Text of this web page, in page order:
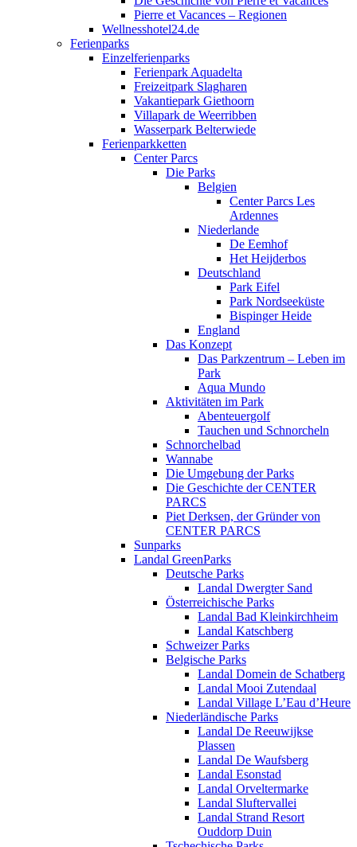
Pierre et Vacances – Regionen
Wellnesshotel24.de
Ferienparks
Einzelferienparks
Ferienpark Aquadelta
Freizeitpark Slagharen
Vakantiepark Giethoorn
Villapark de Weerribben
Wasserpark Belterwiede
Ferienparkketten
Center Parcs
Die Parks
Belgien
Center Parcs Les
Ardennes
Niederlande
De Eemhof
Het Heijderbos
Deutschland
Park Eifel
Park Nordseeküste
Bispinger Heide
England
Das Konzept
Das Parkzentrum – Leben im
Park
Aqua Mundo
Aktivitäten im Park
Abenteuergolf
Tauchen und Schnorcheln
Schnorchelbad
Wannabe
Die Umgebung der Parks
Die Geschichte der CENTER
PARCS
Piet Derksen, der Gründer von
CENTER PARCS
Sunparks
Landal GreenParks
Deutsche Parks
Landal Dwergter Sand
Österreichische Parks
Landal Bad Kleinkirchheim
Landal Katschberg
Schweizer Parks
Belgische Parks
Landal Domein de Schatberg
Landal Mooi Zutendaal
Landal Village L’Eau d’Heure
Niederländische Parks
Landal De Reeuwijkse
Plassen
Landal De Waufsberg
Landal Esonstad
Landal Orveltermarke
Landal Sluftervallei
Landal Strand Resort
Ouddorp Duin